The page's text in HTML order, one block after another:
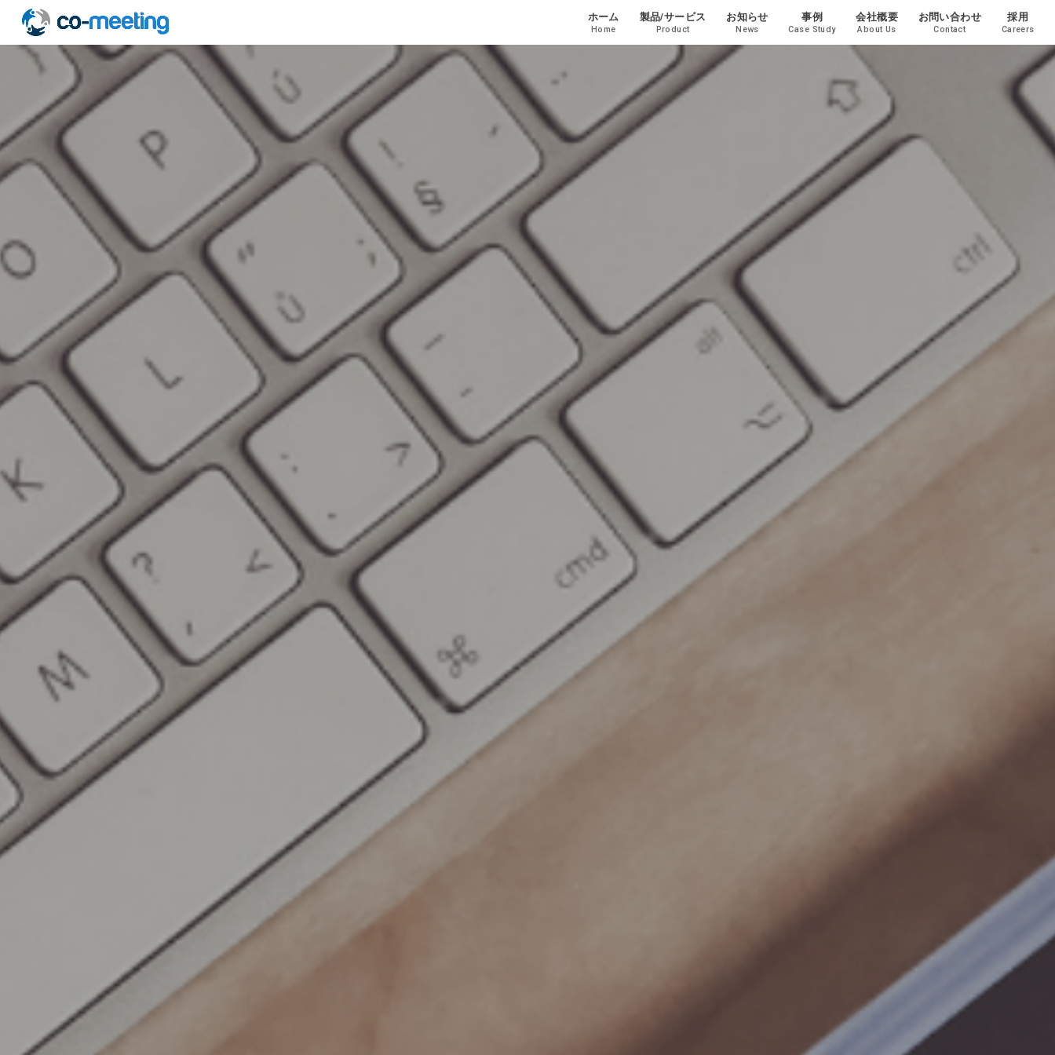
ホーム
Home
製品/サービス
Product
お知らせ
News
事例
Case Study
会社概要
About Us
お問い合わせ
Contact
採用
Careers